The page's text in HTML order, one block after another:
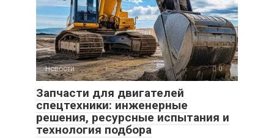
Новости 0
Запчасти для двигателей
спецтехники: инженерные
решения, ресурсные испытания и
технология подбора